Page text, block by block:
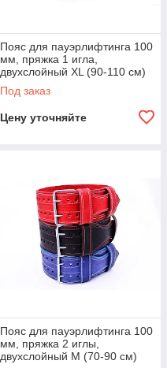
Пояс для пауэрлифтинга 100
мм, пряжка 1 игла,
двухслойный XL (90-110 см)
Под заказ
Цену уточняйте
Пояс для пауэрлифтинга 100
мм, пряжка 2 иглы,
двухслойный M (70-90 см)